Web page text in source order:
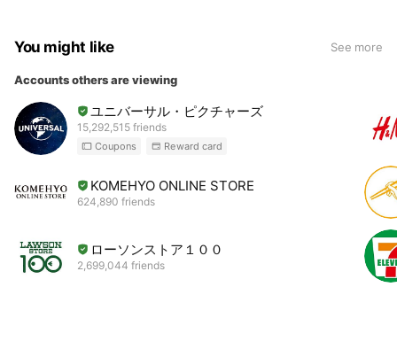
You might like See more
Accounts others are viewing
ユニバーサル・ピクチャーズ
15,292,515 friends
Coupons Reward card
KOMEHYO ONLINE STORE
624,890 friends
ローソンストア１００
2,699,044 friends